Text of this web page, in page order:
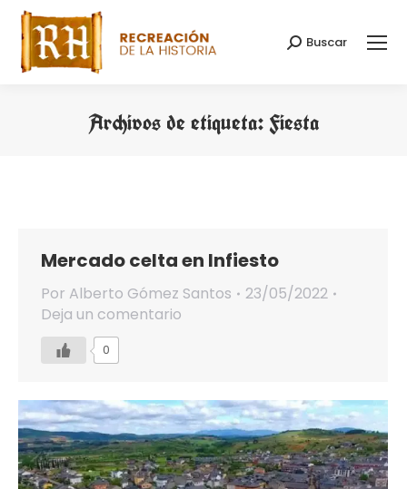
Buscar:
Buscar
Archivos de etiqueta:Fiesta
Mercado celta en Infiesto
Por Alberto Gómez Santos
23/05/2022
Deja un comentario
0